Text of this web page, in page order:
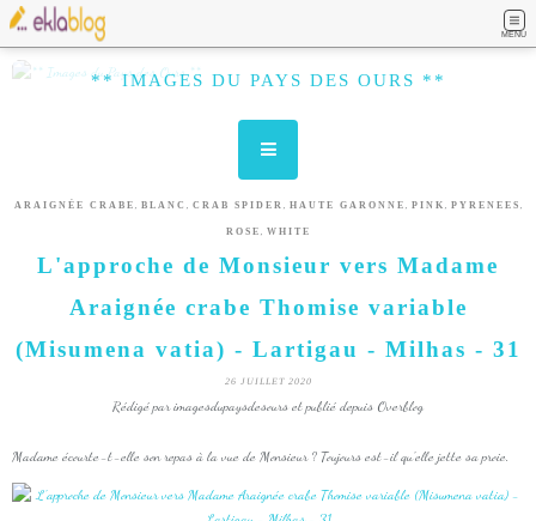
MENU
** IMAGES DU PAYS DES OURS **
ARAIGNÉE CRABE , BLANC , CRAB SPIDER , HAUTE GARONNE , PINK , PYRENEES ,
ROSE , WHITE
L'approche de Monsieur vers Madame
Araignée crabe Thomise variable
(Misumena vatia) - Lartigau - Milhas - 31
26 JUILLET 2020
Rédigé par imagesdupaysdesours et publié depuis Overblog
Madame écourte-t-elle son repas à la vue de Monsieur ? Toujours est-il qu'elle jette sa proie.